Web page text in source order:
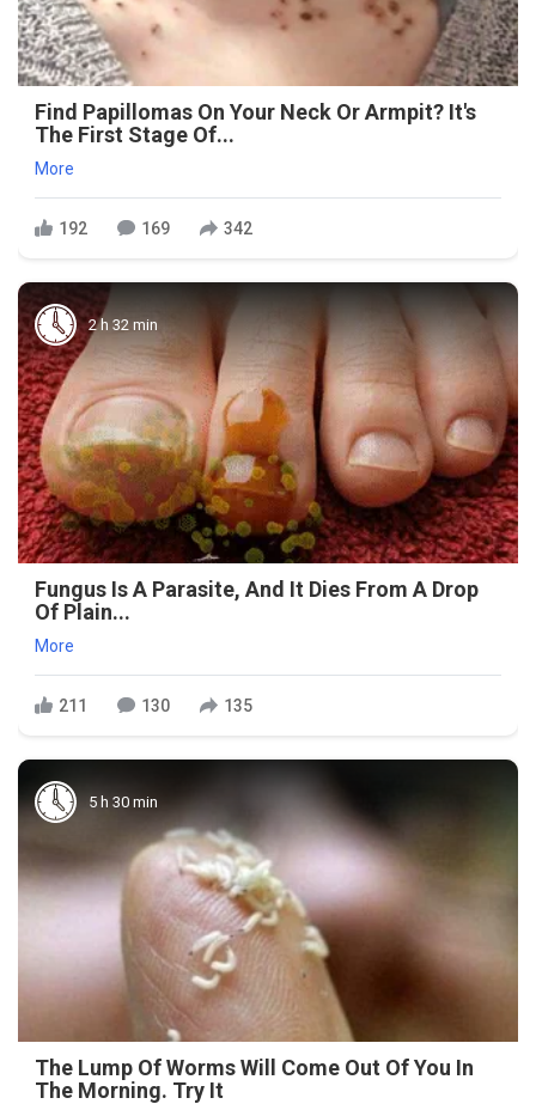
Find Papillomas On Your Neck Or Armpit? It's
The First Stage Of...
More
192 169 342
2 h 32 min
Fungus Is A Parasite, And It Dies From A Drop
Of Plain...
More
211 130 135
5 h 30 min
The Lump Of Worms Will Come Out Of You In
The Morning. Try It